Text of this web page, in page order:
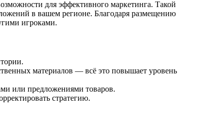
для эффективного маркетинга. Такой
в вашем регионе. Благодаря размещению
игроками.
материалов — всё это повышает уровень
или предложениями товаров.
стратегию.